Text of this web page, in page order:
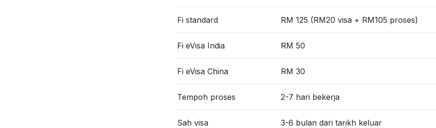
Fi standard RM 125 (RM20 visa + RM105 proses)
Fi eVisa India RM 50
Fi eVisa China RM 30
Tempoh proses 2-7 hari bekerja
Sah visa 3-6 bulan dari tarikh keluar